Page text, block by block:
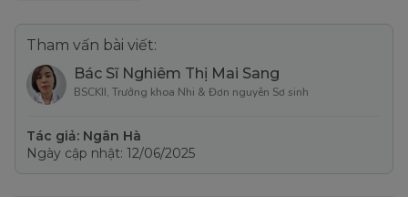
Tham vấn bài viết:
Bác Sĩ Nghiêm Thị Mai Sang
BSCKII, Trưởng khoa Nhi & Đơn nguyên Sơ sinh
Tác giả: Ngân Hà
Ngày cập nhật: 12/06/2025